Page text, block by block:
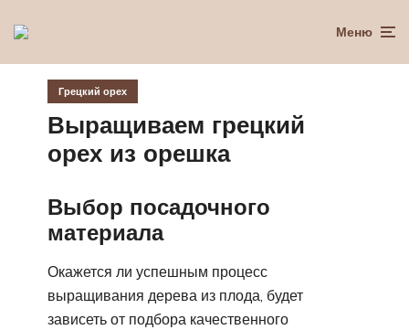
Меню
Грецкий орех
Выращиваем грецкий
орех из орешка
Выбор посадочного
материала
Окажется ли успешным процесс
выращивания дерева из плода, будет
зависеть от подбора качественного